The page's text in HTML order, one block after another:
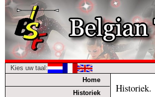
Kies uw taal:
Home
Historiek
Historiek.